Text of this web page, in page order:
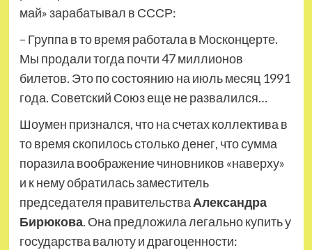
май» зарабатывал в СССР:
– Группа в то время работала в Москонцерте.
Мы продали тогда почти 47 миллионов
билетов. Это по состоянию на июль месяц 1991
года. Советский Союз еще не развалился…
Шоумен признался, что на счетах коллектива в
то время скопилось столько денег, что сумма
поразила воображение чиновников «наверху»
и к нему обратилась заместитель
председателя правительстваАлександра
Бирюкова. Она предложила легально купить у
государства валюту и драгоценности: